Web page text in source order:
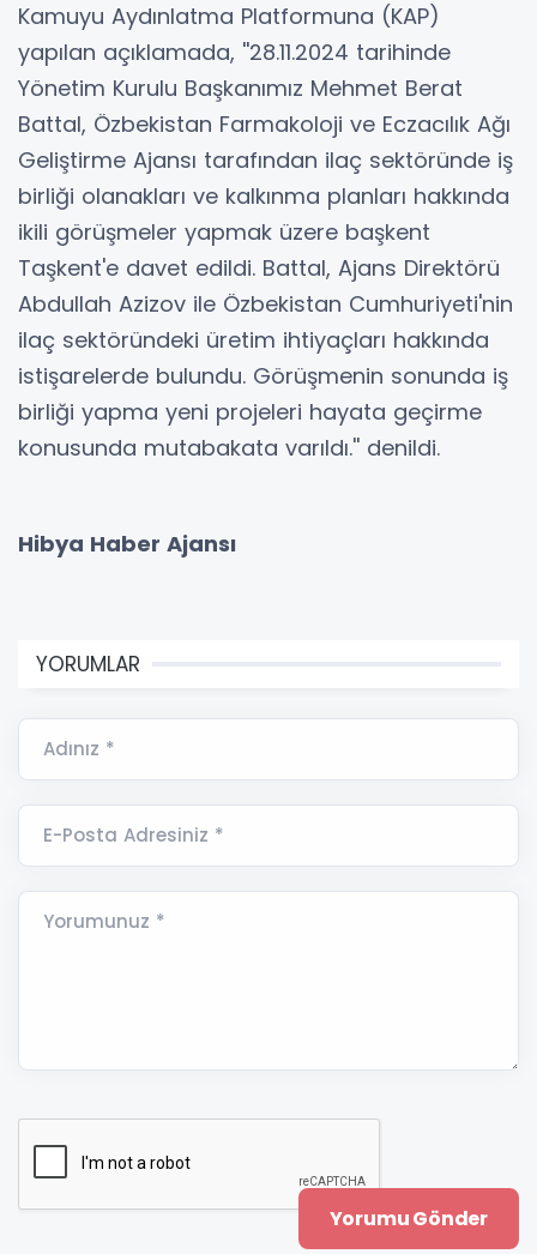
Kamuyu Aydınlatma Platformuna (KAP)
yapılan açıklamada, ''28.11.2024 tarihinde
Yönetim Kurulu Başkanımız Mehmet Berat
Battal, Özbekistan Farmakoloji ve Eczacılık Ağı
Geliştirme Ajansı tarafından ilaç sektöründe iş
birliği olanakları ve kalkınma planları hakkında
ikili görüşmeler yapmak üzere başkent
Taşkent'e davet edildi. Battal, Ajans Direktörü
Abdullah Azizov ile Özbekistan Cumhuriyeti'nin
ilaç sektöründeki üretim ihtiyaçları hakkında
istişarelerde bulundu. Görüşmenin sonunda iş
birliği yapma yeni projeleri hayata geçirme
konusunda mutabakata varıldı.'' denildi.
Hibya Haber Ajansı
YORUMLAR
Adınız *
E-Posta Adresiniz *
Yorumunuz *